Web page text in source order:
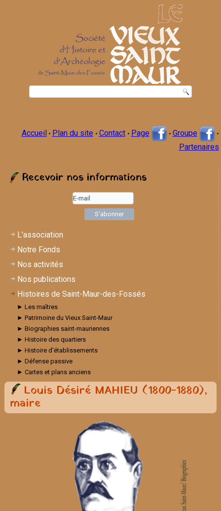
Accueil • Plan du site • Contact • Page • Groupe •
Partenaires
Recevoir nos informations
L'association
Notre Fonds
Nos activités
Nos publications
Histoires de Saint-Maur-des-Fossés
► Les maîtres
► Patrimoine du Vieux Saint-Maur
► Biographies saint-mauriennes
► Histoire des quartiers
► Histoire d'établissements
► Défense passive
► Cartes et plans anciens
Louis Désiré MAHIEU (1800-1880),
maire